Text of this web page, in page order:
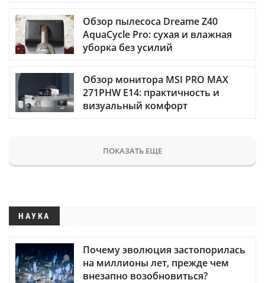
Обзор пылесоса Dreame Z40
AquaCycle Pro: сухая и влажная
уборка без усилий
Обзор монитора MSI PRO MAX
271PHW E14: практичность и
визуальный комфорт
ПОКАЗАТЬ ЕЩЕ
НАУКА
Почему эволюция застопорилась
на миллионы лет, прежде чем
внезапно возобновиться?